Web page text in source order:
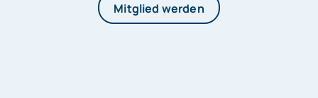
Mitglied werden